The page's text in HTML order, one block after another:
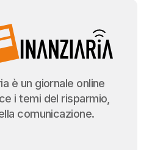
è un giornale online
i temi del risparmio,
comunicazione.